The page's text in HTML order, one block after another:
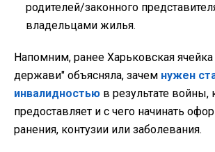
родителей/законного
владельцами жилья.
Напомним, ранее Харьковская
держави" объясняла, зачем нужен
инвалидностью в результате войны,
предоставляет и с чего начинать
ранения, контузии или заболевания.